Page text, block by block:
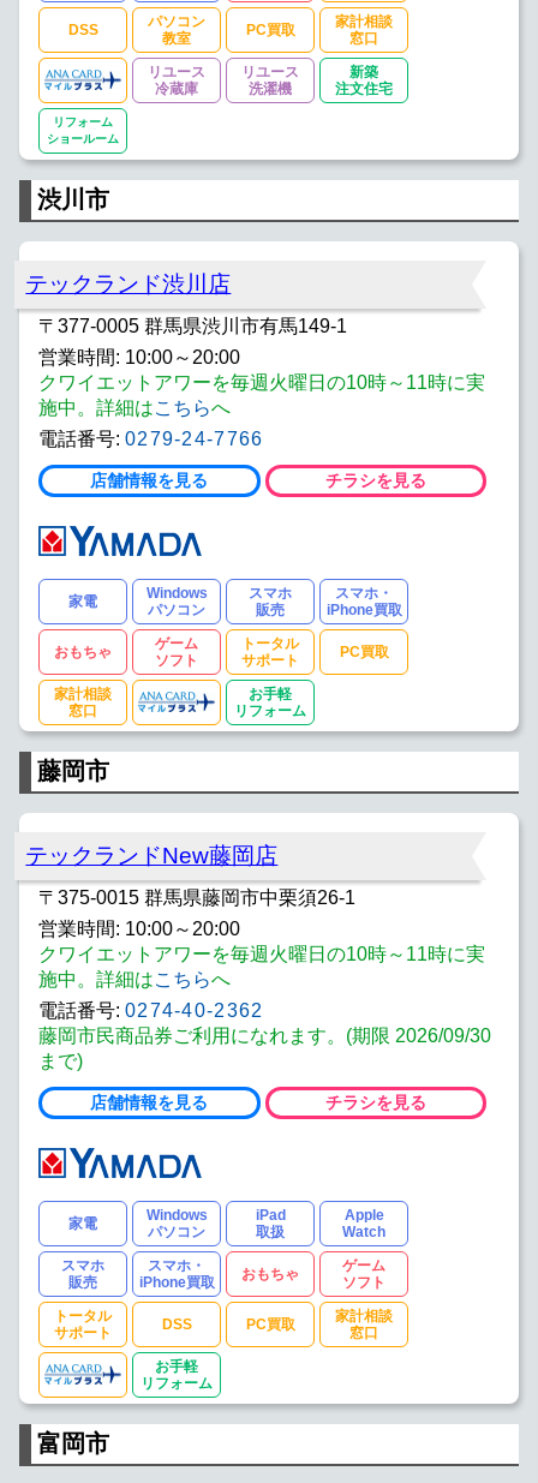
DSS
パソコン
教室
PC買取
家計相談
窓口
リユース
冷蔵庫
リユース
洗濯機
新築
注文住宅
リフォーム
ショールーム
渋川市
テックランド渋川店
〒377-0005 群馬県渋川市有馬149-1
営業時間: 10:00～20:00
クワイエットアワーを毎週火曜日の10時～11時に実
施中。詳細はこちらへ
電話番号: 0279-24-7766
店舗情報を見る チラシを見る
家電
Windows
パソコン
スマホ
販売
スマホ・
iPhone買取
おもちゃ
ゲーム
ソフト
トータル
サポート
PC買取
家計相談
窓口
お手軽
リフォーム
藤岡市
テックランドNew藤岡店
〒375-0015 群馬県藤岡市中栗須26-1
営業時間: 10:00～20:00
クワイエットアワーを毎週火曜日の10時～11時に実
施中。詳細はこちらへ
電話番号: 0274-40-2362
藤岡市民商品券ご利用になれます。(期限 2026/09/30
まで)
店舗情報を見る チラシを見る
家電
Windows
パソコン
iPad
取扱
Apple
Watch
スマホ
販売
スマホ・
iPhone買取
おもちゃ
ゲーム
ソフト
トータル
サポート
DSS PC買取
家計相談
窓口
お手軽
リフォーム
富岡市